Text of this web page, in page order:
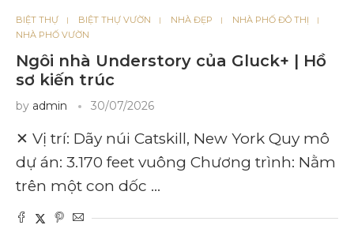
BIỆT THỰ BIỆT THỰ VƯỜN NHÀ ĐẸP
NHÀ PHỐ ĐÔ THỊ
NHÀ PHỐ VƯỜN
Ngôi nhà Understory của Gluck+ | Hồ
sơ kiến ​​trúc
by admin 30/07/2026
✕ Vị trí: Dãy núi Catskill, New York Quy mô
dự án: 3.170 feet vuông Chương trình: Nằm
trên một con dốc …